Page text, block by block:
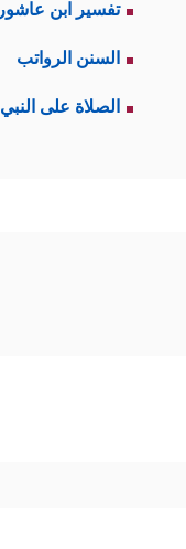
تفسير ابن عاشور
السنن الرواتب
الصلاة على النبي